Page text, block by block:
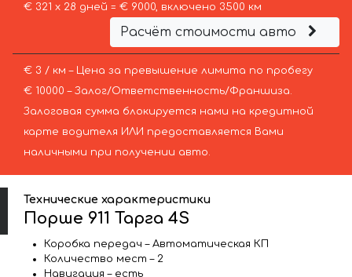
€ 321 х 28 дней = € 9000, включено 3500 км
Расчёт стоимости авто
€ 3 / км – Цена за превышение лимита по пробегу
€ 10000 – Залог/Ответственность/Франшиза.
Залоговая сумма блокируется нами на кредитной
карте водителя ИЛИ предоставляется Вами
наличными при получении авто.
Технические характеристики
Порше 911 Тарга 4S
Коробка передач – Автоматическая КП
Количество мест – 2
Навигация – есть